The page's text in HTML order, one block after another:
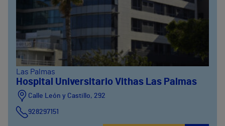
Las Palmas
Hospital Universitario Vithas Las Palmas
Calle León y Castillo, 292
928297151